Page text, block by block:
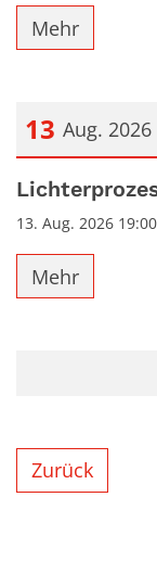
Mehr
13 Aug. 2026
Datum: 13.
13. Aug. 2026 19:00
Mehr
Zurück